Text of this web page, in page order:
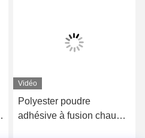
Vidéo
Polyester poudre
adhésive à fusion chaude